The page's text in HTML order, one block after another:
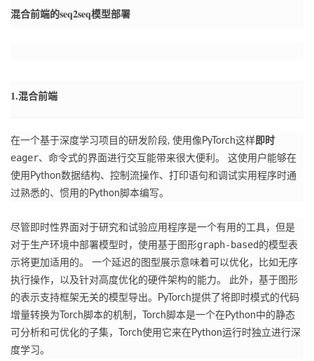
混合前端的seq2seq模型部署
1.混合前端
在一个基于深度学习项目的研发阶段, 使用像PyTorch这样即时
eager、命令式的界面进行交互能带来很大便利。
这使用户能够在
使用Python数据结构、控制流操作、打印语句和调试实用程序时通
过熟悉的、惯用的Python脚本编写。
尽管即时性界面对于研究和试验应用程序是一个有用的工具，但是
对于生产环境中部署模型时，使用基于图形graph-based 的模型表
示将更加适用的。
一个延迟的图型展示意味着可以优化，比如无序
执行操作，以及针对高度优化的硬件架构的能力。
此外，基于图形
的表示支持框架无关的模型导出。
PyTorch提供了将即时模式的代码
增量转换为Torch脚本的机制，Torch脚本是一个在Python中的静态
可分析和可优化的子集，Torch使用它来在Python运行时独立进行深
度学习。